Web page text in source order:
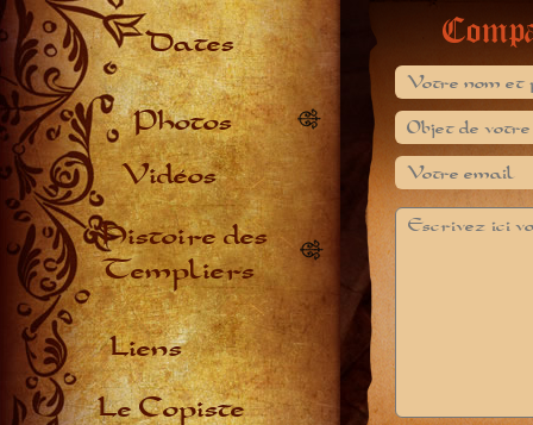
Dates
Photos
Vidéos
Histoire des
Templiers
Liens
Le Copiste